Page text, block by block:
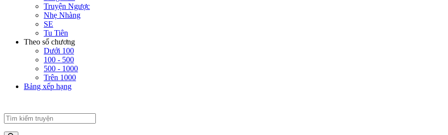
Truyện Ngược
Nhẹ Nhàng
SE
Tu Tiên
Theo số chương
Dưới 100
100 - 500
500 - 1000
Trên 1000
Bảng xếp hạng